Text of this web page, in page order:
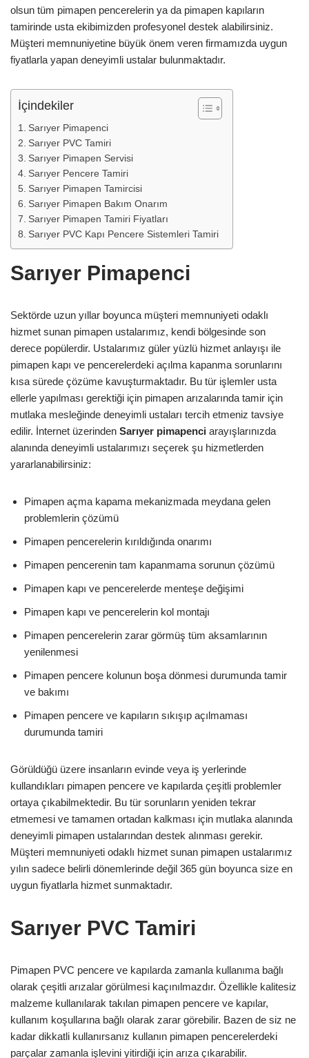
olsun tüm pimapen pencerelerin ya da pimapen kapıların
tamirinde usta ekibimizden profesyonel destek alabilirsiniz.
Müşteri memnuniyetine büyük önem veren firmamızda uygun
fiyatlarla yapan deneyimli ustalar bulunmaktadır.
İçindekiler
Sarıyer Pimapenci
Sarıyer PVC Tamiri
Sarıyer Pimapen Servisi
Sarıyer Pencere Tamiri
Sarıyer Pimapen Tamircisi
Sarıyer Pimapen Bakım Onarım
Sarıyer Pimapen Tamiri Fiyatları
Sarıyer PVC Kapı Pencere Sistemleri Tamiri
Sarıyer Pimapenci
Sektörde uzun yıllar boyunca müşteri memnuniyeti odaklı
hizmet sunan pimapen ustalarımız, kendi bölgesinde son
derece popülerdir. Ustalarımız güler yüzlü hizmet anlayışı ile
pimapen kapı ve pencerelerdeki açılma kapanma sorunlarını
kısa sürede çözüme kavuşturmaktadır. Bu tür işlemler usta
ellerle yapılması gerektiği için pimapen arızalarında tamir için
mutlaka mesleğinde deneyimli ustaları tercih etmeniz tavsiye
edilir. İnternet üzerinden Sarıyer pimapenci arayışlarınızda
alanında deneyimli ustalarımızı seçerek şu hizmetlerden
yararlanabilirsiniz:
Pimapen açma kapama mekanizmada meydana gelen
problemlerin çözümü
Pimapen pencerelerin kırıldığında onarımı
Pimapen pencerenin tam kapanmama sorunun çözümü
Pimapen kapı ve pencerelerde menteşe değişimi
Pimapen kapı ve pencerelerin kol montajı
Pimapen pencerelerin zarar görmüş tüm aksamlarının
yenilenmesi
Pimapen pencere kolunun boşa dönmesi durumunda tamir
ve bakımı
Pimapen pencere ve kapıların sıkışıp açılmaması
durumunda tamiri
Görüldüğü üzere insanların evinde veya iş yerlerinde
kullandıkları pimapen pencere ve kapılarda çeşitli problemler
ortaya çıkabilmektedir. Bu tür sorunların yeniden tekrar
etmemesi ve tamamen ortadan kalkması için mutlaka alanında
deneyimli pimapen ustalarından destek alınması gerekir.
Müşteri memnuniyeti odaklı hizmet sunan pimapen ustalarımız
yılın sadece belirli dönemlerinde değil 365 gün boyunca size en
uygun fiyatlarla hizmet sunmaktadır.
Sarıyer PVC Tamiri
Pimapen PVC pencere ve kapılarda zamanla kullanıma bağlı
olarak çeşitli arızalar görülmesi kaçınılmazdır. Özellikle kalitesiz
malzeme kullanılarak takılan pimapen pencere ve kapılar,
kullanım koşullarına bağlı olarak zarar görebilir. Bazen de siz ne
kadar dikkatli kullanırsanız kullanın pimapen pencerelerdeki
parçalar zamanla işlevini yitirdiği için arıza çıkarabilir.